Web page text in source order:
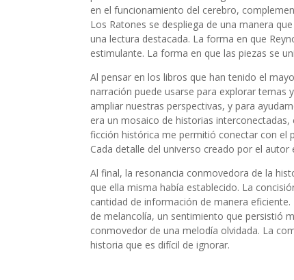
en el funcionamiento del cerebro,
Los Ratones se despliega de una manera
una lectura destacada. La forma en que
estimulante. La forma en que las piezas se
Al pensar en los libros que han tenido el
narración puede usarse para explorar temas
ampliar nuestras perspectivas, y para
era un mosaico de historias
ficción histórica me permitió conectar con el
Cada detalle del universo creado por el
Al final, la resonancia conmovedora de la
que ella misma había establecido. La
cantidad de información de manera
de melancolía, un sentimiento que persistió
conmovedor de una melodía olvidada. La
historia que es difícil de ignorar.